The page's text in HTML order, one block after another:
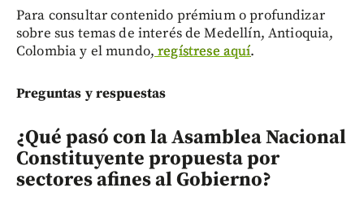
Para consultar contenido prémium o profundizar
sobre sus temas de interés de Medellín, Antioquia,
Colombia y el mundo, regístrese aquí.
Preguntas y respuestas
¿Qué pasó con la Asamblea Nacional
Constituyente propuesta por
sectores afines al Gobierno?